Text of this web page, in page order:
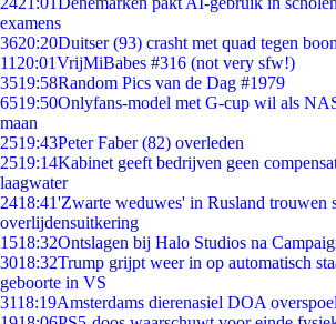
examens
3620:20Duitser (93) crasht met quad tegen
11 20:01VrijMiBabes #316 (not very sfw!)
3519:58Random Pics van de Dag #1979
6519:50Onlyfans-model met G-cup wil als
maan
2519:43Peter Faber (82) overleden
2519:14Kabinet geeft bedrijven geen
laagwater
2418:41'Zwarte weduwes' in Rusland trouwen
overlijdensuitkering
1518:32Ontslagen bij Halo Studios na
3018:32Trump grijpt weer in op automatisch
geboorte in VS
3118:19Amsterdams dierenasiel DOA